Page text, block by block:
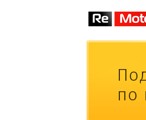
по